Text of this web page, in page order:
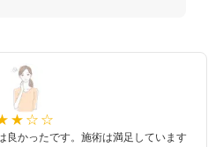
良かったです。施術は満足しています